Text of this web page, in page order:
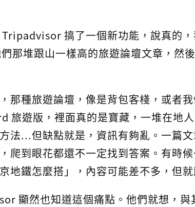
搞了一個新功能，說真的
那堆跟山一樣高的旅遊論壇文章，然
那種旅遊論壇，像是背包客棧，或者
旅遊版，裡面真的是寶藏，一堆在地
法...但缺點就是，資訊有夠亂。一篇
爬到眼花都還不一定找到答案。有時
地鐵怎麼搭」，內容可能差不多，但就
顯然也知道這個痛點。他們就想，與